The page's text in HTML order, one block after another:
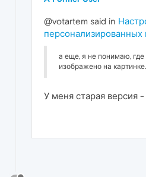
@votartem said in
персонализированных
а еще, я не понимаю,
изображено на картинке.
У меня старая версия